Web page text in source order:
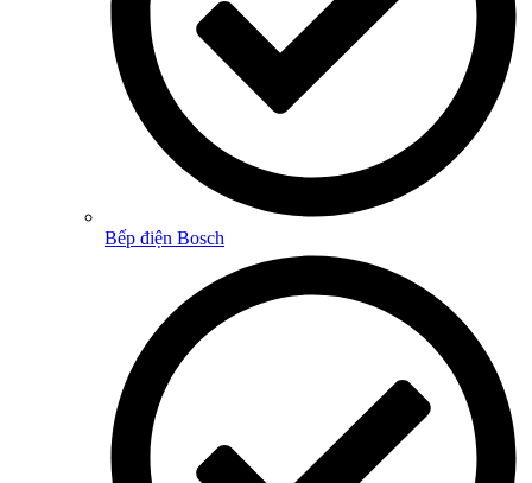
Bếp điện Bosch